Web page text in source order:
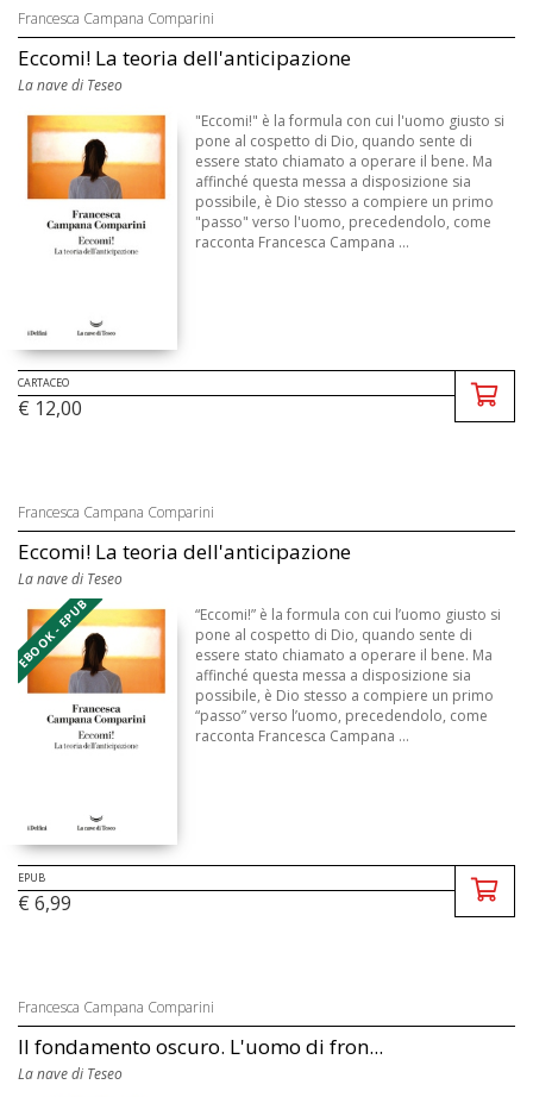
Francesca Campana Comparini
Eccomi! La teoria dell'anticipazione
La nave di Teseo
"Eccomi!" è la formula con cui l'uomo giusto si
pone al cospetto di Dio, quando sente di
essere stato chiamato a operare il bene. Ma
affinché questa messa a disposizione sia
possibile, è Dio stesso a compiere un primo
"passo" verso l'uomo, precedendolo, come
racconta Francesca Campana ...
CARTACEO
€ 12,00
Francesca Campana Comparini
Eccomi! La teoria dell'anticipazione
La nave di Teseo
EBOOK - EPUB
“Eccomi!” è la formula con cui l’uomo giusto si
pone al cospetto di Dio, quando sente di
essere stato chiamato a operare il bene. Ma
affinché questa messa a disposizione sia
possibile, è Dio stesso a compiere un primo
“passo” verso l’uomo, precedendolo, come
racconta Francesca Campana ...
EPUB
€ 6,99
Francesca Campana Comparini
Il fondamento oscuro. L'uomo di fron...
La nave di Teseo